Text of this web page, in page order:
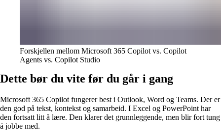
Forskjellen mellom Microsoft 365 Copilot vs. Copilot
Agents vs. Copilot Studio
Dette bør du vite før du går i gang
Microsoft 365 Copilot fungerer best i Outlook, Word og Teams. Der er
den god på tekst, kontekst og samarbeid. I Excel og PowerPoint har
den fortsatt litt å lære. Den klarer det grunnleggende, men blir fort tung
å jobbe med.